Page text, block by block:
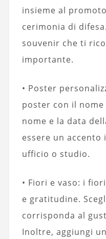
insieme al
cerimonia di
souvenir che ti
importante.
• Poster
poster con il
nome e la data
essere un
ufficio o studio.
• Fiori e vaso: i
e gratitudine.
corrisponda al
Inoltre, aggiungi